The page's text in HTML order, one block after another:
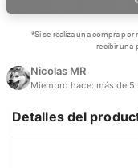
*Si se realiza una compra
recibir una
Nicolas MR
Miembro hace: más de 5
Detalles del